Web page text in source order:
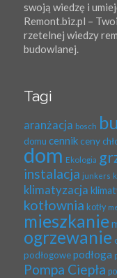
swoją wiedzę i
Remont.biz.pl –
rzetelnej wiedzy
budowlanej.
Tagi
aranżacja bosch
domu cennik ceny
dom Ekologia
instalacja junkers
klimatyzacja
kotłownia kotły
mieszkanie
ogrzewanie
podłogowe podłoga
Pompa Ciepła